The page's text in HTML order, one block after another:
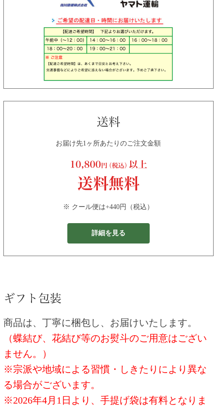
お届け先1ヶ所あたりのご注文金額
※ クール便は+440円（税込）
詳細を見る
商品は、丁寧に梱包し、お届けいたします。
（蝶結び、花結び等のお熨斗のご用意はござい
ません。）
※宗派や地域による習慣・しきたりにより異な
る場合がございます。
※2026年4月1日より、手提げ袋は有料となりま